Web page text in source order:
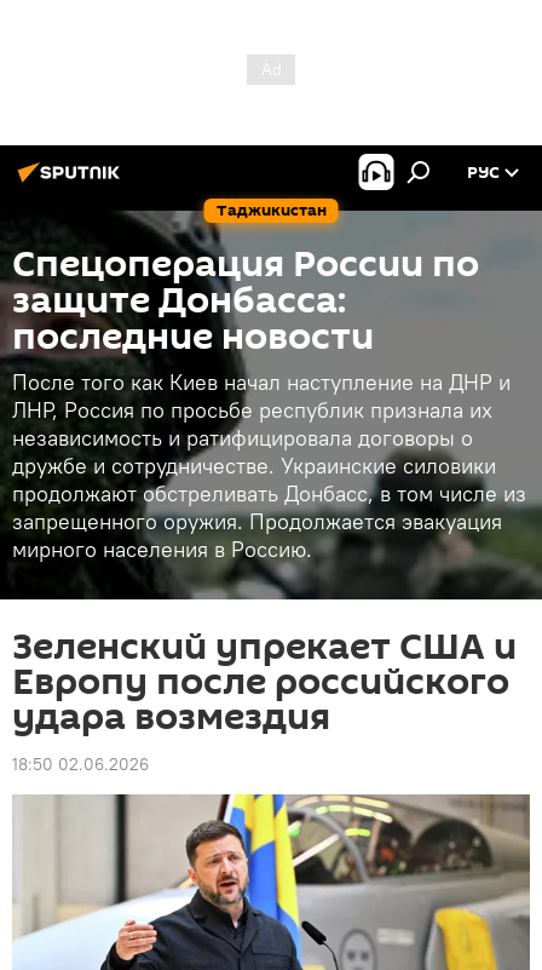
Таджикистан
РУС
Спецоперация России по
защите Донбасса:
последние новости
После того как Киев начал наступление на ДНР и
ЛНР, Россия по просьбе республик признала их
независимость и ратифицировала договоры о
дружбе и сотрудничестве. Украинские силовики
продолжают обстреливать Донбасс, в том числе из
запрещенного оружия. Продолжается эвакуация
мирного населения в Россию.
Зеленский упрекает США и
Европу после российского
удара возмездия
18:50 02.06.2026